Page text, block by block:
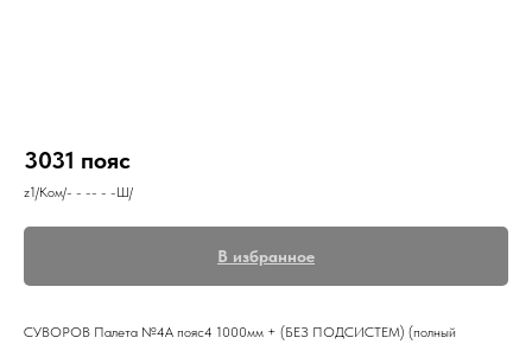
3031 пояс
z1/Ком/- - -- - -Ш/
В избранное
СУВОРОВ Палета №4А пояс4 1000мм + (БЕЗ ПОДСИСТЕМ) (полный